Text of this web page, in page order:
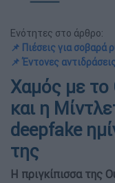
Ενότητες στο άρθρο:
📌 Πιέσεις για
📌 Έντονες
Χαμός με
και η
deepfake
της
Η πριγκίπισσα της